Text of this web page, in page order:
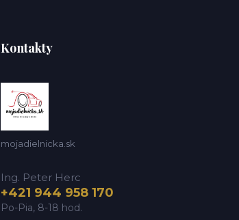
Kontakty
mojadielnicka.sk
Ing. Peter Herc
+421 944 958 170
Po-Pia, 8-18 hod.